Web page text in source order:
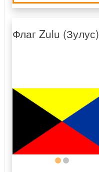
Флаг Zulu (Зулус)